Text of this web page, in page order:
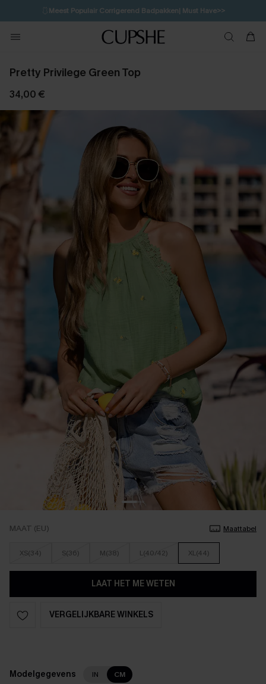
🩱Meest Populair Corrigerend Badpakken| Must Have>>
💌Abonneer je & ontvang tot 15% korting>>
Koop 3, krijg 15% korting | CODE: SW15 1D:11H:22M:36S
Pretty Privilege Green Top
34,00 €
MAAT (EU) Maattabel
XS(34) S(36) M(38) L(40/42) XL(44)
LAAT HET ME WETEN
VERGELIJKBARE WINKELS
Modelgegevens IN CM